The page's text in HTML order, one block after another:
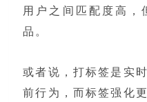
用户之间匹配度高，
品。
或者说，打标签是实
前行为，而标签强化